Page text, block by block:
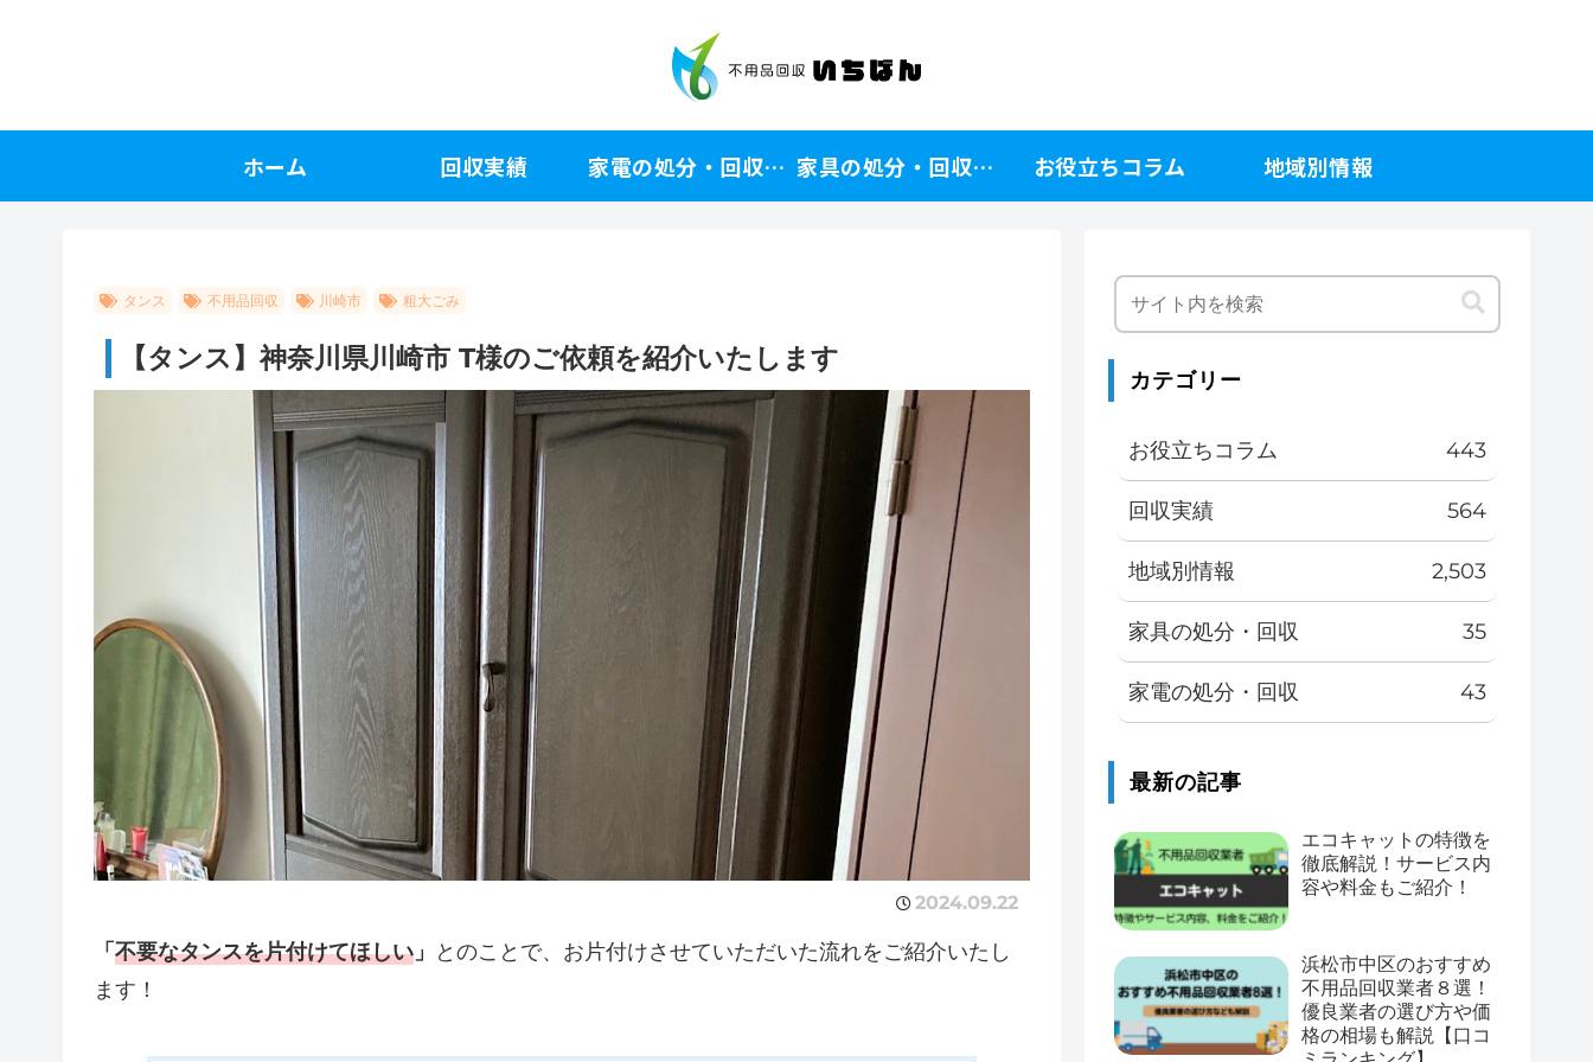
ホーム 回収実績 家電の処分・回収方法 家具の処分・回収方法 お役立ちコラム 地域別情報
タンス 不用品回収 川崎市 粗大ごみ
【タンス】神奈川県川崎市 T様のご依頼を紹介いたします
2024.09.22
「 不要なタンスを片付けてほしい 」 とのことで、お片付けさせていただいた流れをご紹介いたし
ます！
カテゴリー
お役立ちコラム 443
回収実績 564
地域別情報 2,503
家具の処分・回収 35
家電の処分・回収 43
最新の記事
エコキャットの特徴を
徹底解説！サービス内
容や料金もご紹介！
浜松市中区のおすすめ
不用品回収業者８選！
優良業者の選び方や価
格の相場も解説【口コ